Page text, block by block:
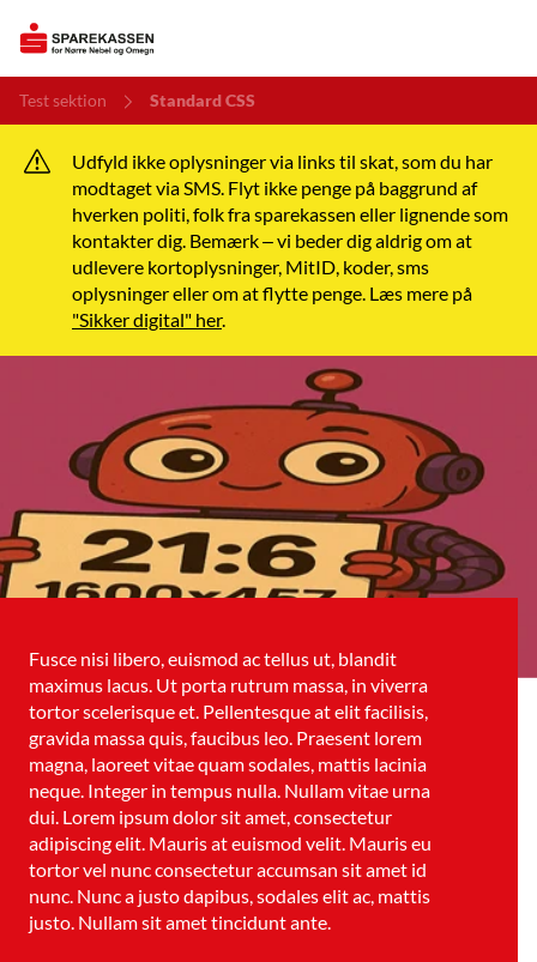
Test sektion Standard CSS
Udfyld ikke oplysninger via links til skat, som du har
modtaget via SMS. Flyt ikke penge på baggrund af
hverken politi, folk fra sparekassen eller lignende som
kontakter dig. Bemærk – vi beder dig aldrig om at
udlevere kortoplysninger, MitID, koder, sms
oplysninger eller om at flytte penge. Læs mere på
"Sikker digital" her.
Fusce nisi libero, euismod ac tellus ut, blandit
maximus lacus. Ut porta rutrum massa, in viverra
tortor scelerisque et. Pellentesque at elit facilisis,
gravida massa quis, faucibus leo. Praesent lorem
magna, laoreet vitae quam sodales, mattis lacinia
neque. Integer in tempus nulla. Nullam vitae urna
dui. Lorem ipsum dolor sit amet, consectetur
adipiscing elit. Mauris at euismod velit. Mauris eu
tortor vel nunc consectetur accumsan sit amet id
nunc. Nunc a justo dapibus, sodales elit ac, mattis
justo. Nullam sit amet tincidunt ante.